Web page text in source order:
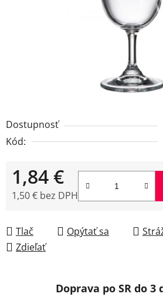
Dostupnosť
Kód:
1,84 €
1,50 € bez DPH
Tlač Opýtať sa
Zdieľať
Doprava po SR do 3